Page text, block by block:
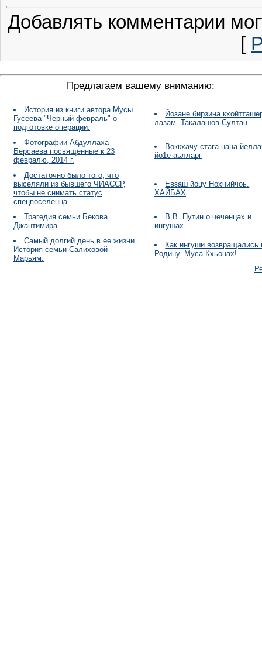
Добавлять комментарии
[
Предлагаем вашему вниманию:
История из книги автора Мусы
Гусеева "Черный февраль" о
подготовке операции.
Йозане бирзина
лазам. Такалашов Султан.
Фотографии Абдуллаха
Берсаева посвященные к 23
февралю, 2014 г.
Воккхачу стага нана
йо1е аьлларг
Достаточно было того, что
выселяли из бывшего ЧИАССР,
чтобы не снимать статус
спецпоселенца.
Евзаш йоцу Нохчийчоь.
ХАЙБАХ
Трагедия семьи Бекова
Джантимира.
В.В. Путин о чеченцах и
ингушах.
Самый долгий день в ее жизни.
История семьи Салиховой
Марьям.
Как ингуши возвращались
Родину. Муса Кхьонах!